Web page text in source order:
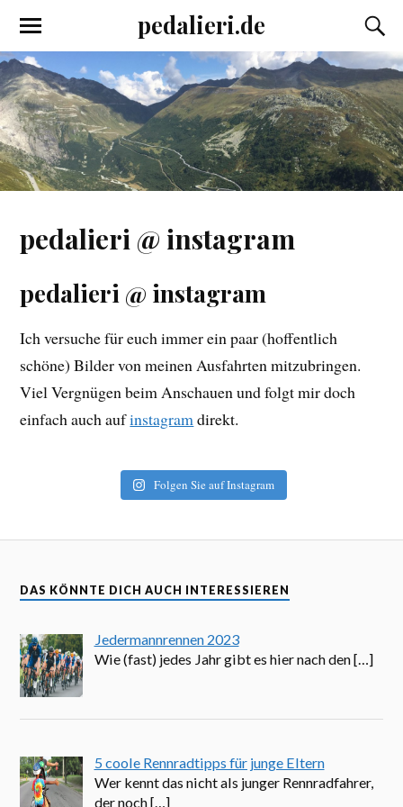
pedalieri.de
pedalieri @ instagram
pedalieri @ instagram
Ich versuche für euch immer ein paar (hoffentlich
schöne) Bilder von meinen Ausfahrten mitzubringen.
Viel Vergnügen beim Anschauen und folgt mir doch
einfach auch aufinstagramdirekt.
Folgen Sie auf Instagram
DAS KÖNNTE DICH AUCH INTERESSIEREN
Jedermannrennen 2023
Wie (fast) jedes Jahr gibt es hier nach den[…]
5 coole Rennradtipps für junge Eltern
Wer kennt das nicht als junger Rennradfahrer,
der noch[…]